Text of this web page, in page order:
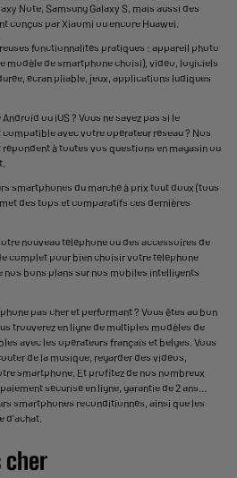
Note, Samsung Galaxy S, mais aussi des
conçus par Xiaomi ou encore Huawei.
fonctionnalités pratiques : appareil photo
modèle de smartphone choisi), vidéo, logiciels
écran pliable, jeux, applications ludiques
ou iOS ? Vous ne savez pas si le
avec votre opérateur réseau ? Nos
à toutes vos questions en magasin ou
smartphones du marché à prix tout doux (tous
des tops et comparatifs ces dernières
nouveau téléphone ou des accessoires de
complet pour bien choisir votre téléphone
bons plans sur nos mobiles intelligents
pas cher et performant ? Vous êtes au bon
trouverez en ligne de multiples modèles de
avec les opérateurs français et belges. Vous
de la musique, regarder des vidéos,
smartphone. Et profitez de nos nombreux
sécurisé en ligne, garantie de 2 ans…
smartphones reconditionnés, ainsi que les
d’achat.
cher